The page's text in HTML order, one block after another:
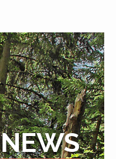
NEWS